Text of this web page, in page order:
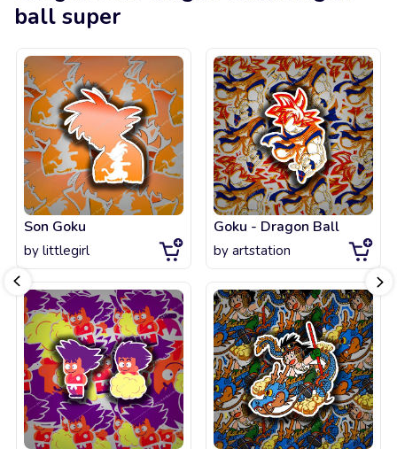
ball super
Son Goku
by littlegirl
Goku - Dragon Ball
by artstation